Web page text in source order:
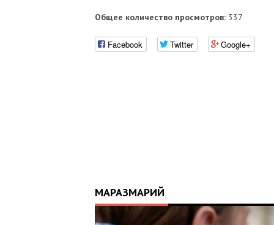
Общее количество просмотров: 337
Facebook Twitter Google+
МАРАЗМАРИЙ